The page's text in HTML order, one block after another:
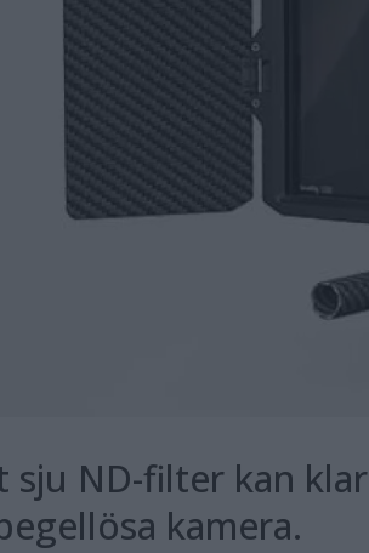
ND-filter kan
kamera.